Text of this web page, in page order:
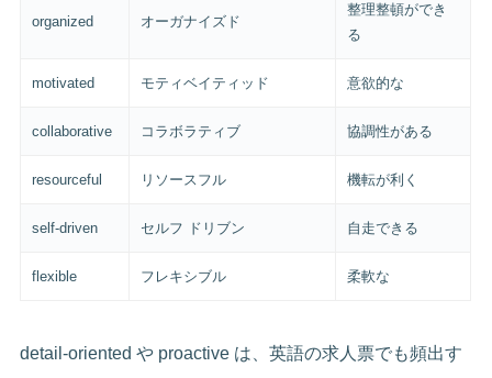
organized オーガナイズド
整理整頓ができ
る
motivated モティベイティッド 意欲的な
collaborative コラボラティブ 協調性がある
resourceful リソースフル 機転が利く
self-driven セルフ ドリブン 自走できる
flexible フレキシブル 柔軟な
detail-oriented や proactive は、英語の求人票でも頻出す